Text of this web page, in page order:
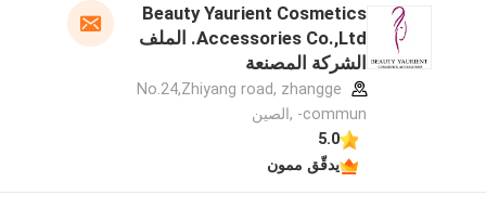
Beauty Yaurient Cosmetics
Accessories Co.,Ltd. الملف
الشركة المصنعة
No.24,Zhiyang road, zhangge
commun- ,الصين
5.0
يدقّق ممون